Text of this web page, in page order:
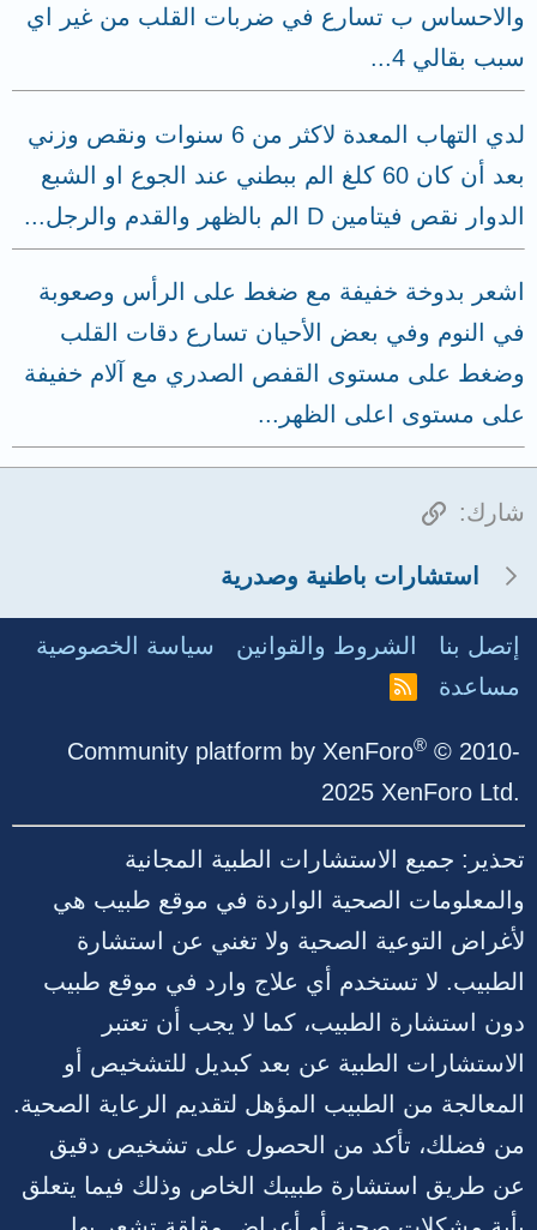
والاحساس ب تسارع في ضربات القلب من غير اي
سبب بقالي 4...
لدي التهاب المعدة لاكثر من 6 سنوات ونقص وزني
بعد أن كان 60 كلغ الم ببطني عند الجوع او الشبع
الدوار نقص فيتامين D الم بالظهر والقدم والرجل...
اشعر بدوخة خفيفة مع ضغط على الرأس وصعوبة
في النوم وفي بعض الأحيان تسارع دقات القلب
وضغط على مستوى القفص الصدري مع آلام خفيفة
على مستوى اعلى الظهر...
شارك: الرابط
استشارات باطنية وصدرية
إتصل بنا الشروط والقوانين
سياسة الخصوصية
مساعدة
R
Community platform by XenForo® © 2010-
2025 XenForo Ltd.
تحذير: جميع الاستشارات الطبية المجانية
والمعلومات الصحية الواردة في موقع طبيب هي
لأغراض التوعية الصحية ولا تغني عن استشارة
الطبيب. لا تستخدم أي علاج وارد في موقع طبيب
دون استشارة الطبيب، كما لا يجب أن تعتبر
الاستشارات الطبية عن بعد كبديل للتشخيص أو
المعالجة من الطبيب المؤهل لتقديم الرعاية الصحية.
من فضلك، تأكد من الحصول على تشخيص دقيق
عن طريق استشارة طبيبك الخاص وذلك فيما يتعلق